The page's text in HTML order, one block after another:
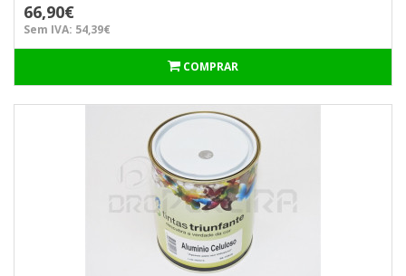
66,90€
Sem IVA: 54,39€
COMPRAR